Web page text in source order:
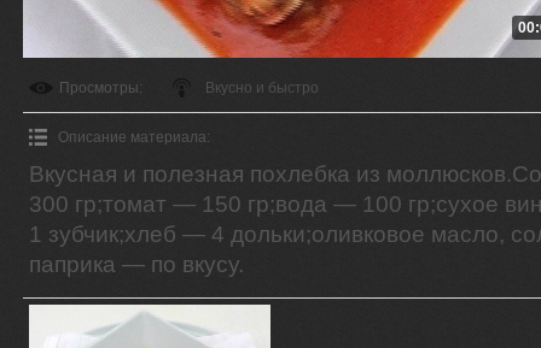
Просмотры: Вкусно и быстро
Описание материала:
Вкусная и полезная похлебка из
300 гр;томат — 150 гр;вода — 100 гр;сухое
1 зубчик;хлеб — 4 дольки;оливковое масло,
паприка — по вкусу.